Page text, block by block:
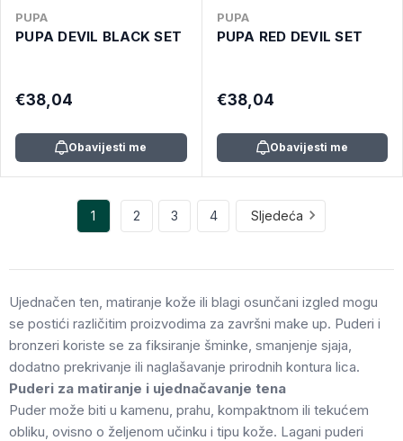
PUPA
PUPA DEVIL BLACK SET
€38,04
Obavijesti me
PUPA
PUPA RED DEVIL SET
€38,04
Obavijesti me
1 2 3 4 Sljedeća
Ujednačen ten, matiranje kože ili blagi osunčani izgled mogu
se postići različitim proizvodima za završni make up. Puderi i
bronzeri koriste se za fiksiranje šminke, smanjenje sjaja,
dodatno prekrivanje ili naglašavanje prirodnih kontura lica.
Puderi za matiranje i ujednačavanje tena
Puder može biti u kamenu, prahu, kompaktnom ili tekućem
obliku, ovisno o željenom učinku i tipu kože. Lagani puderi